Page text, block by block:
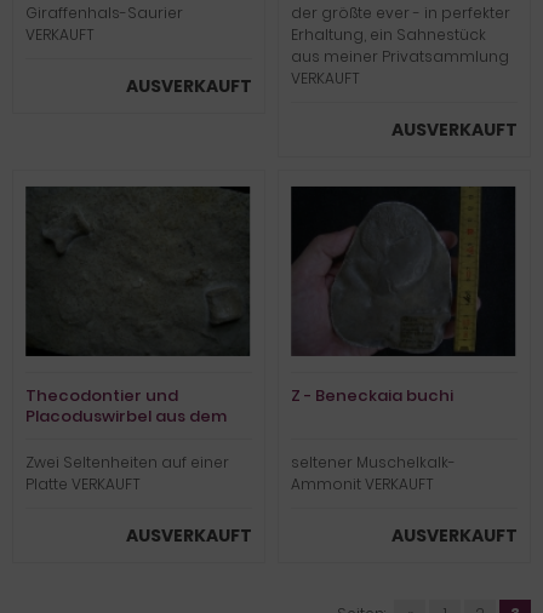
Giraffenhals-Saurier
VERKAUFT
AUSVERKAUFT
der größte ever - in perfekter
Erhaltung, ein Sahnestück
aus meiner Privatsammlung
VERKAUFT
AUSVERKAUFT
Thecodontier und
Placoduswirbel aus dem
Zwei Seltenheiten auf einer
Platte VERKAUFT
AUSVERKAUFT
Z - Beneckaia buchi
seltener Muschelkalk-
Ammonit VERKAUFT
AUSVERKAUFT